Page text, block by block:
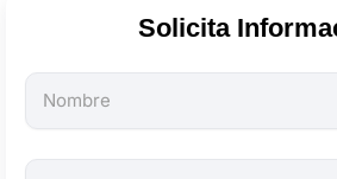
Solicita
Todos
los
son